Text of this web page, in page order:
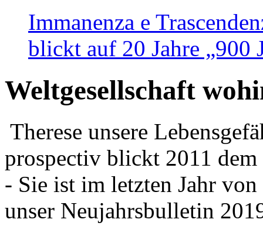
Immanenza e
blickt auf 20 Jahre „900
Weltgesellschaft
Therese unsere
prospectiv blickt 2011
- Sie ist im letzten Jahr
unser Neujahrsbulletin